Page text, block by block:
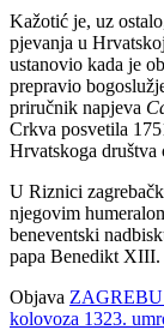
Kažotić je, uz
pjevanja u
ustanovio kada je
prepravio
priručnik napjeva
Crkva posvetila
Hrvatskoga društva
U Riznici
njegovim
beneventski
papa Benedikt XIII.
Objava
kolovoza 1323.